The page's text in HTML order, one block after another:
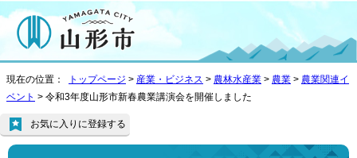
現在の位置： トップページ > 産業・ビジネス > 農林水産業 > 農業 > 農業関連イ
ベント > 令和3年度山形市新春農業講演会を開催しました
お気に入りに登録する